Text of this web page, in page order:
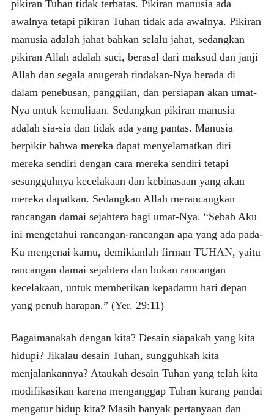
pikiran Tuhan tidak terbatas. Pikiran manusia ada
awalnya tetapi pikiran Tuhan tidak ada awalnya. Pikiran
manusia adalah jahat bahkan selalu jahat, sedangkan
pikiran Allah adalah suci, berasal dari maksud dan janji
Allah dan segala anugerah tindakan-Nya berada di
dalam penebusan, panggilan, dan persiapan akan umat-
Nya untuk kemuliaan. Sedangkan pikiran manusia
adalah sia-sia dan tidak ada yang pantas. Manusia
berpikir bahwa mereka dapat menyelamatkan diri
mereka sendiri dengan cara mereka sendiri tetapi
sesungguhnya kecelakaan dan kebinasaan yang akan
mereka dapatkan. Sedangkan Allah merancangkan
rancangan damai sejahtera bagi umat-Nya. “Sebab Aku
ini mengetahui rancangan-rancangan apa yang ada pada-
Ku mengenai kamu, demikianlah firman TUHAN, yaitu
rancangan damai sejahtera dan bukan rancangan
kecelakaan, untuk memberikan kepadamu hari depan
yang penuh harapan.” (Yer. 29:11)
Bagaimanakah dengan kita? Desain siapakah yang kita
hidupi? Jikalau desain Tuhan, sungguhkah kita
menjalankannya? Ataukah desain Tuhan yang telah kita
modifikasikan karena menganggap Tuhan kurang pandai
mengatur hidup kita? Masih banyak pertanyaan dan